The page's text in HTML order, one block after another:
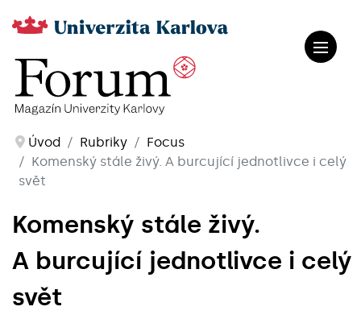
Úvod Rubriky
Focus
Komenský stále živý. A burcující jednotlivce i celý
svět
Komenský stále živý.
A burcující jednotlivce i celý
svět